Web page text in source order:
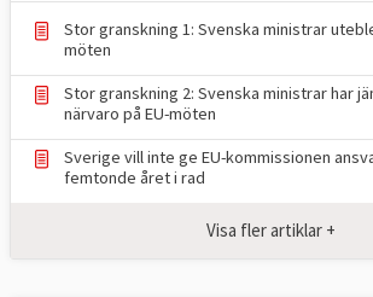
medlemsländerna vars
befolkning motsvarar minst 65
EU:s invånare måste säga ja. En
minoritet för att stoppa ett
bestå av minst fyra länder och
procent av befolkningen, se
Stor granskning 1: Svenska ministrar
möten
Stor granskning 2: Svenska ministrar har
närvaro på EU-möten
Sverige vill inte ge EU-kommissionen
femtonde året i rad
Visa fler artiklar +